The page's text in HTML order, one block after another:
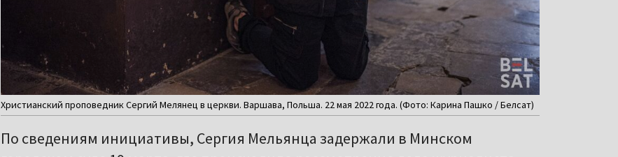
Христианский проповедник Сергий Мелянец в церкви. Варшава, Польша. 22 мая 2022 года. (Фото: Карина Пашко / Белсат)
По сведениям инициативы, Сергия Мельянца задержали в Минском